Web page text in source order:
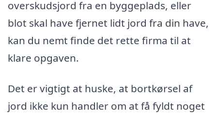
overskudsjord fra en byggeplads, eller
blot skal have fjernet lidt jord fra din have,
kan du nemt finde det rette firma til at
klare opgaven.
Det er vigtigt at huske, at bortkørsel af
jord ikke kun handler om at få fyldt noget